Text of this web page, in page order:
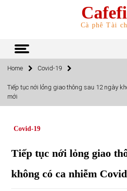
Cà phê Tài
TOP
Top 10 mặt hàng Việt
5/2022
Home Covid-19
Tiếp tục nới lỏng giao thông sau 12 ngày
mới
Covid-19
Tiếp tục nới lỏng giao
không có ca nhiễm